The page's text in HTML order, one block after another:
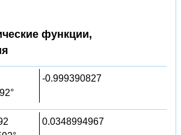
функции,
-0.999390827
0.0348994967